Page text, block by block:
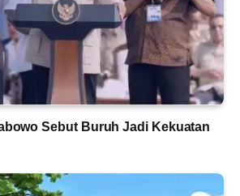
Sebut Buruh Jadi Kekuatan